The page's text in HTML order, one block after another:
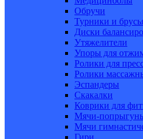
Обручи
Турники и
Диски
Утяжелители
Упоры для
Ролики для
Ролики
Эспандеры
Скакалки
Коврики для
Мячи-
Мячи
Гири